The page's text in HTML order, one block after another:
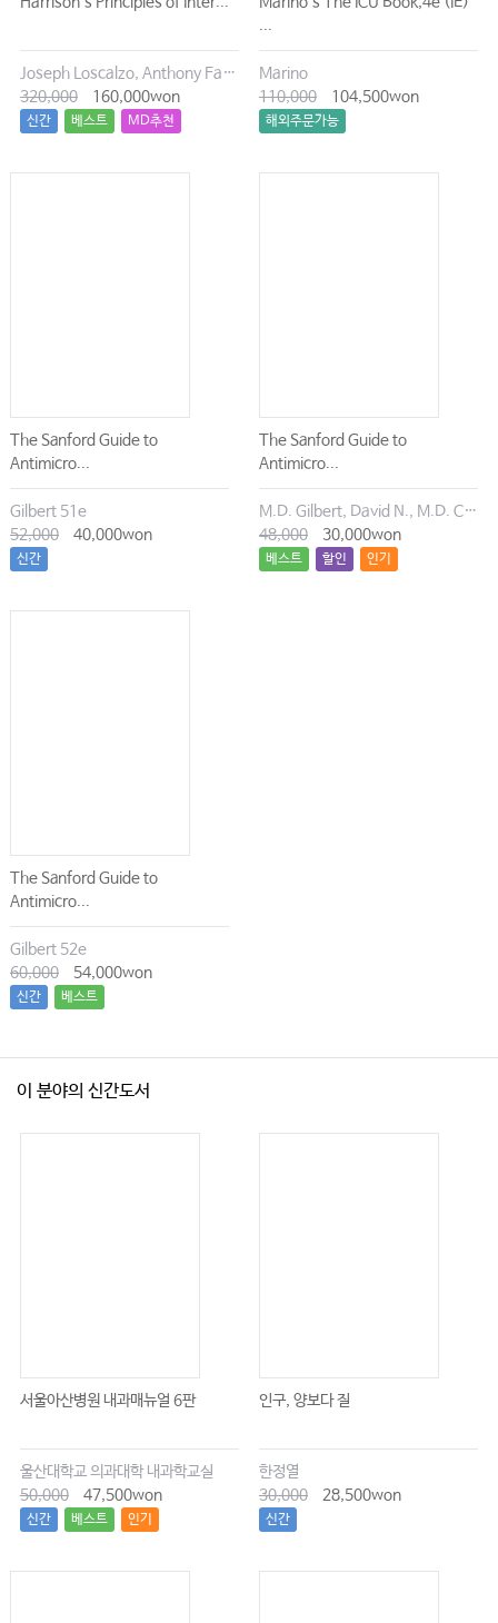
Joseph Loscalzo, Anthony Fauci, Dennis Kasper, Stephen Hauser, Dan Longo, J. Larry Jameson
320,000
160,000won
신간 베스트 MD추천
...
Marino
110,000
104,500won
해외주문가능
The Sanford Guide to
Antimicro...
Gilbert 51e
52,000
40,000won
신간
The Sanford Guide to
Antimicro...
M.D. Gilbert, David N., M.D. Chambers, Henry F., M.D. Eliopoulos, George M., M.D. Saag, Michael S., M.D. Pavia, Andrew T.
48,000
30,000won
베스트 할인 인기
The Sanford Guide to
Antimicro...
Gilbert 52e
60,000
54,000won
신간 베스트
이 분야의 신간도서
서울아산병원 내과매뉴얼 6판
울산대학교 의과대학 내과학교실
50,000
47,500won
신간 베스트 인기
인구, 양보다 질
한정열
30,000
28,500won
신간